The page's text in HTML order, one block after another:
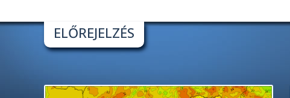
ELŐREJELZÉS